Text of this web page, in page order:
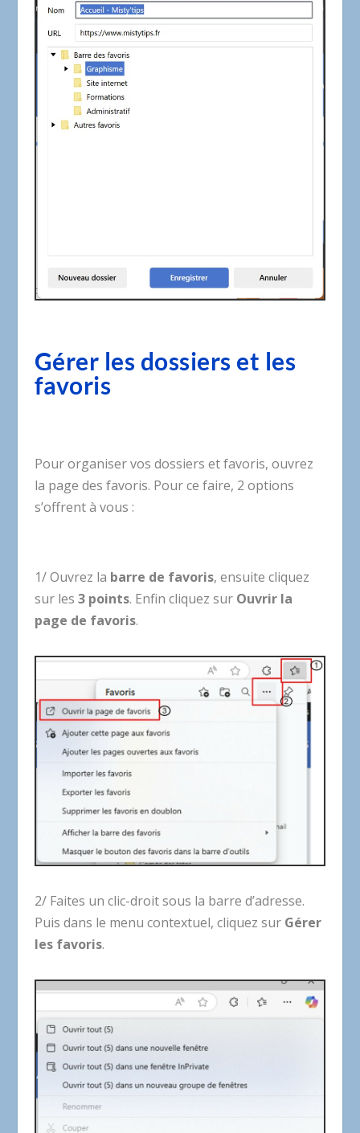
Gérer les dossiers et les
favoris
Pour organiser vos dossiers et favoris, ouvrez
la page des favoris. Pour ce faire, 2 options
s’offrent à vous :
1/ Ouvrez la barre de favoris, ensuite cliquez
sur les 3 points. Enfin cliquez sur Ouvrir la
page de favoris.
2/ Faites un clic-droit sous la barre d’adresse.
Puis dans le menu contextuel, cliquez sur Gérer
les favoris.